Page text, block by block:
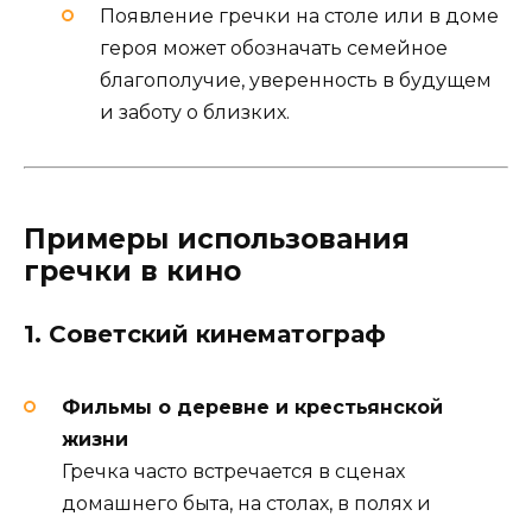
Появление гречки на столе или в доме
героя может обозначать семейное
благополучие, уверенность в будущем
и заботу о близких.
Примеры использования
гречки в кино
1. Советский кинематограф
Фильмы о деревне и крестьянской
жизни
Гречка часто встречается в сценах
домашнего быта, на столах, в полях и